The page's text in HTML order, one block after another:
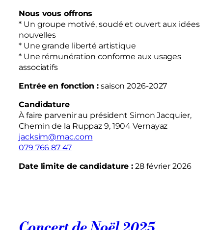
Nous vous offrons
* Un groupe motivé, soudé et ouvert aux idées
nouvelles
* Une grande liberté artistique
* Une rémunération conforme aux usages
associatifs
Entrée en fonction : saison 2026-2027
Candidature
À faire parvenir au président Simon Jacquier,
Chemin de la Ruppaz 9, 1904 Vernayaz
jacksim@mac.com
079 766 87 47
Date limite de candidature : 28 février 2026